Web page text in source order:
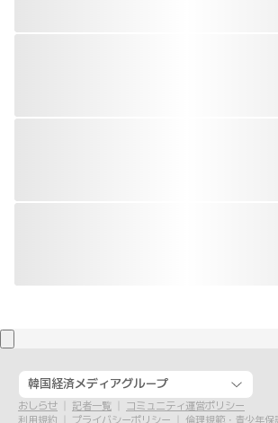
韓国経済メディアグループ
おしらせ 記者一覧
コミュニティ運営ポリシー
利用規約
プライバシーポリシー 倫理規範・青少年保